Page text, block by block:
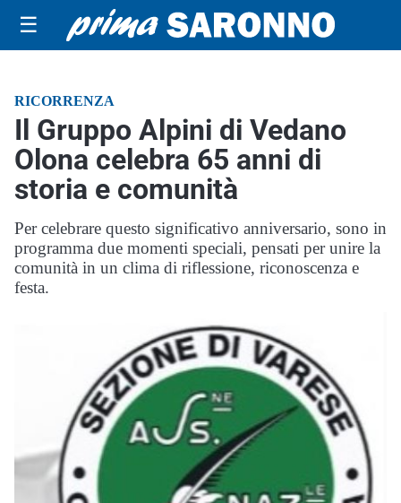
☰
RICORRENZA
Il Gruppo Alpini di Vedano
Olona celebra 65 anni di
storia e comunità
Per celebrare questo significativo anniversario, sono in
programma due momenti speciali, pensati per unire la
comunità in un clima di riflessione, riconoscenza e
festa.